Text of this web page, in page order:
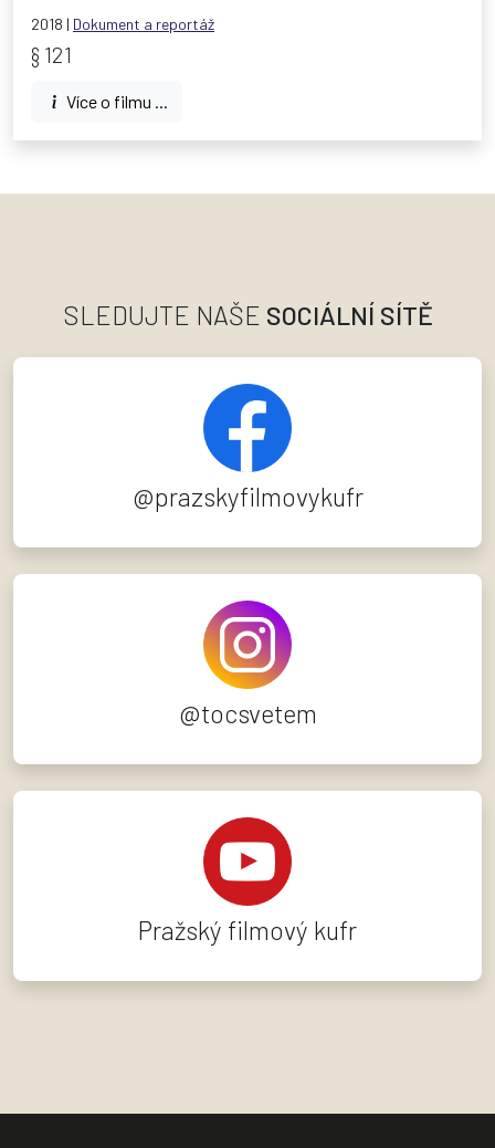
2018 | Dokument a reportáž
§ 121
Více o filmu ...
SLEDUJTE NAŠE SOCIÁLNÍ SÍTĚ
@prazskyfilmovykufr
@tocsvetem
Pražský filmový kufr